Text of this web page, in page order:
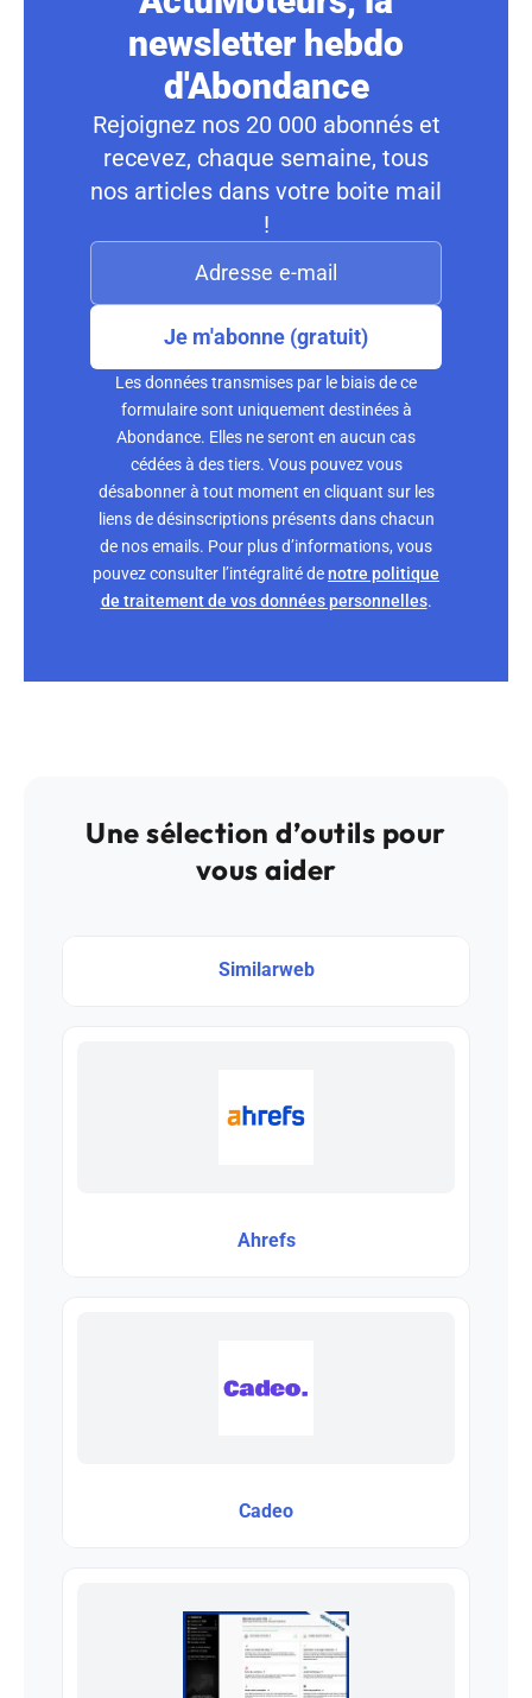
newsletter hebdo
d'Abondance
Rejoignez nos 20 000 abonnés et
recevez, chaque semaine, tous
nos articles dans votre boite mail
!
Je m'abonne (gratuit)
Les données transmises par le biais de ce
formulaire sont uniquement destinées à
Abondance. Elles ne seront en aucun cas
cédées à des tiers. Vous pouvez vous
désabonner à tout moment en cliquant sur les
liens de désinscriptions présents dans chacun
de nos emails. Pour plus d’informations, vous
pouvez consulter l’intégralité denotre politique
de traitement de vos données personnelles.
Une sélection d’outils pour
vous aider
Similarweb
Ahrefs
Cadeo